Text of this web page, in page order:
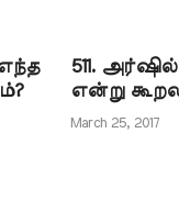
சாதகமான
யாரும் கற்பனை
முடியாது.
நபிகள்
511.
என்று
March 25, 2017